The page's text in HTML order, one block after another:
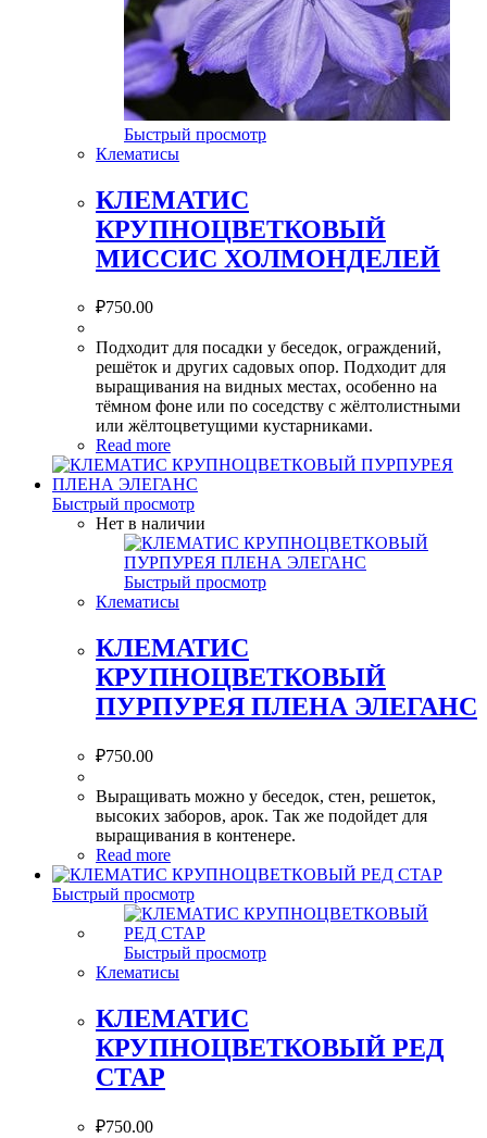
Быстрый просмотр
Клематисы
КЛЕМАТИС
КРУПНОЦВЕТКОВЫЙ
МИССИС ХОЛМОНДЕЛЕЙ
₽750.00
Подходит для посадки у беседок, ограждений,
решёток и других садовых опор. Подходит для
выращивания на видных местах, особенно на
тёмном фоне или по соседству с жёлтолистными
или жёлтоцветущими кустарниками.
Read more
Быстрый просмотр
Нет в наличии
Быстрый просмотр
Клематисы
КЛЕМАТИС
КРУПНОЦВЕТКОВЫЙ
ПУРПУРЕЯ ПЛЕНА ЭЛЕГАНС
₽750.00
Выращивать можно у беседок, стен, решеток,
высоких заборов, арок. Так же подойдет для
выращивания в контенере.
Read more
Быстрый просмотр
Быстрый просмотр
Клематисы
КЛЕМАТИС
КРУПНОЦВЕТКОВЫЙ РЕД
СТАР
₽750.00